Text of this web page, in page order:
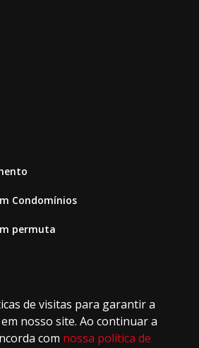
de visitas para garantir a
nosso site. Ao continuar a
com nossa política de
Condomínios
permuta